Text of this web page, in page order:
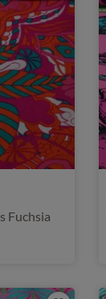
Fuchsia